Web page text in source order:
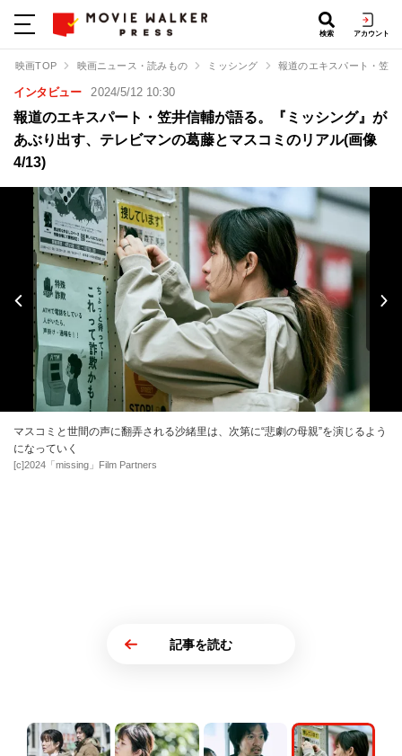
検索 アカウント
映画TOP 映画ニュース・読みもの ミッシング 報道のエキスパート・笠
インタビュー 2024/5/12 10:30
報道のエキスパート・笠井信輔が語る。『ミッシング』が
あぶり出す、テレビマンの葛藤とマスコミのリアル(画像
4/13)
マスコミと世間の声に翻弄される沙緒里は、次第に“悲劇の母親”を演じるよう
になっていく
[c]2024「missing」Film Partners
記事を読む